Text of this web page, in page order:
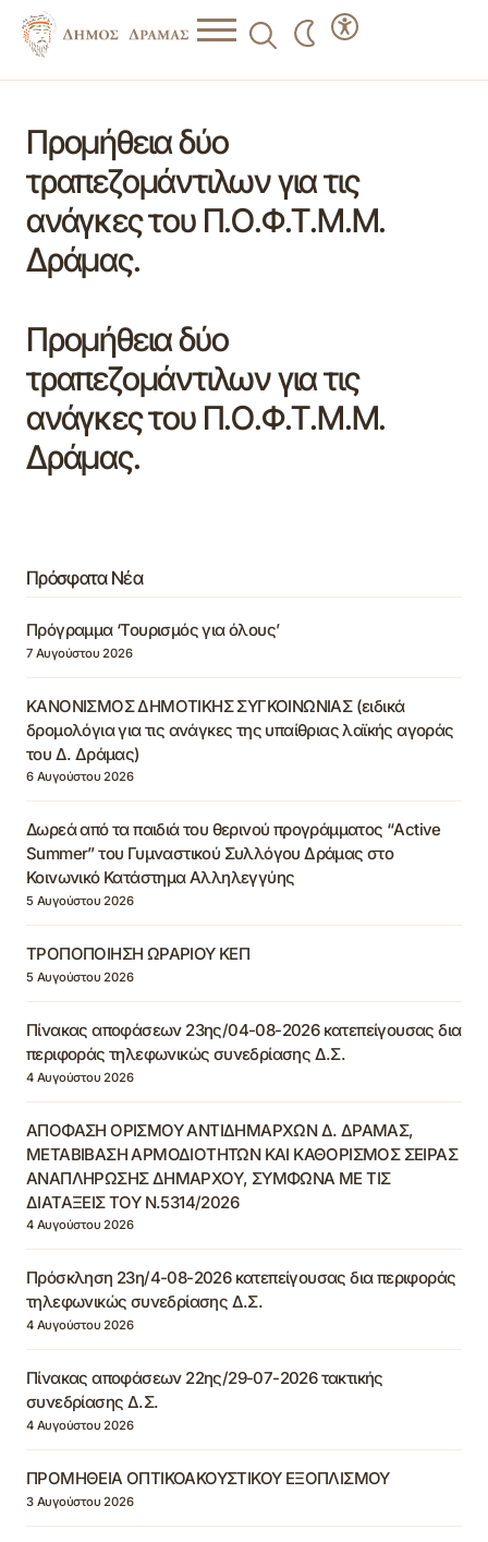
Προμήθεια δύο
τραπεζομάντιλων για τις
ανάγκες του Π.Ο.Φ.Τ.Μ.Μ.
Δράμας.
Προμήθεια δύο
τραπεζομάντιλων για τις
ανάγκες του Π.Ο.Φ.Τ.Μ.Μ.
Δράμας.
Πρόσφατα Νέα
Πρόγραμμα ‘Τουρισμός για όλους’
7 Αυγούστου 2026
ΚΑΝΟΝΙΣΜΟΣ ΔΗΜΟΤΙΚΗΣ ΣΥΓΚΟΙΝΩΝΙΑΣ (ειδικά
δρομολόγια για τις ανάγκες της υπαίθριας λαϊκής αγοράς
του Δ. Δράμας)
6 Αυγούστου 2026
Δωρεά από τα παιδιά του θερινού προγράμματος “Active
Summer” του Γυμναστικού Συλλόγου Δράμας στο
Κοινωνικό Κατάστημα Αλληλεγγύης
5 Αυγούστου 2026
ΤΡΟΠΟΠΟΙΗΣΗ ΩΡΑΡΙΟΥ ΚΕΠ
5 Αυγούστου 2026
Πίνακας αποφάσεων 23ης/04-08-2026 κατεπείγουσας δια
περιφοράς τηλεφωνικώς συνεδρίασης Δ.Σ.
4 Αυγούστου 2026
ΑΠΟΦΑΣΗ ΟΡΙΣΜΟΥ ΑΝΤΙΔΗΜΑΡΧΩΝ Δ. ΔΡΑΜΑΣ,
ΜΕΤΑΒΙΒΑΣΗ ΑΡΜΟΔΙΟΤΗΤΩΝ ΚΑΙ ΚΑΘΟΡΙΣΜΟΣ ΣΕΙΡΑΣ
ΑΝΑΠΛΗΡΩΣΗΣ ΔΗΜΑΡΧΟΥ, ΣΥΜΦΩΝΑ ΜΕ ΤΙΣ
ΔΙΑΤΑΞΕΙΣ ΤΟΥ Ν.5314/2026
4 Αυγούστου 2026
Πρόσκληση 23η/4-08-2026 κατεπείγουσας δια περιφοράς
τηλεφωνικώς συνεδρίασης Δ.Σ.
4 Αυγούστου 2026
Πίνακας αποφάσεων 22ης/29-07-2026 τακτικής
συνεδρίασης Δ.Σ.
4 Αυγούστου 2026
ΠΡΟΜΗΘΕΙΑ ΟΠΤΙΚΟΑΚΟΥΣΤΙΚΟΥ ΕΞΟΠΛΙΣΜΟΥ
3 Αυγούστου 2026